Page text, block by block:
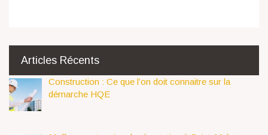
Articles Récents
Construction : Ce que l’on doit connaitre sur la
démarche HQE